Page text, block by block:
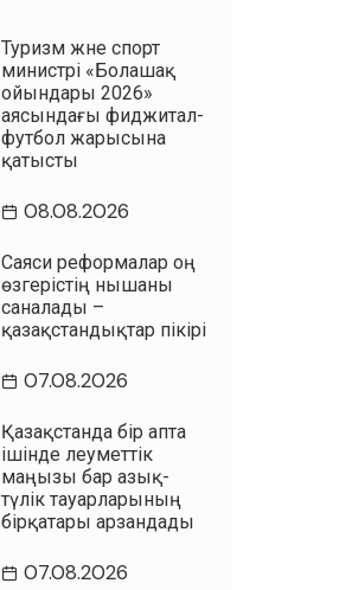
Туризм және спорт
министрі «Болашақ
ойындары 2026»
аясындағы фиджитал-
футбол жарысына
қатысты
08.08.2026
Саяси реформалар оң
өзгерістің нышаны
саналады –
қазақстандықтар пікірі
07.08.2026
Қазақстанда бір апта
ішінде әлеуметтік
маңызы бар азық-
түлік тауарларының
бірқатары арзандады
07.08.2026